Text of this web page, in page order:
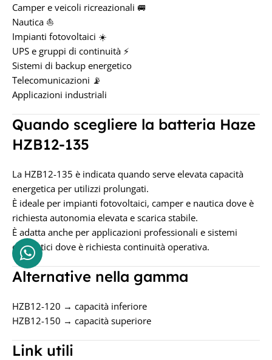
Camper e veicoli ricreazionali 🚐
Nautica ⛵
Impianti fotovoltaici ☀️
UPS e gruppi di continuità ⚡
Sistemi di backup energetico
Telecomunicazioni 📡
Applicazioni industriali
Quando scegliere la batteria Haze
HZB12-135
La HZB12-135 è indicata quando serve elevata capacità
energetica per utilizzi prolungati.
È ideale per impianti fotovoltaici, camper e nautica dove è
richiesta autonomia elevata e scarica stabile.
È adatta anche per applicazioni professionali e sistemi
energetici dove è richiesta continuità operativa.
Alternative nella gamma
HZB12-120 → capacità inferiore
HZB12-150 → capacità superiore
Link utili
TENSIONE IN VOLT
12V